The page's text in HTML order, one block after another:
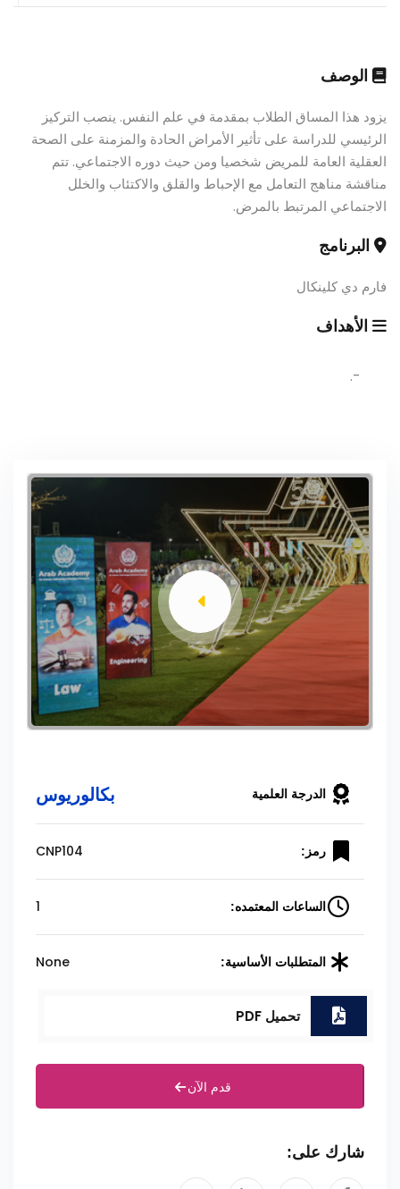
الوصف
يزود هذا المساق الطلاب بمقدمة في علم النفس. ينصب التركيز
الرئيسي للدراسة على تأثير الأمراض الحادة والمزمنة على الصحة
العقلية العامة للمريض شخصيا ومن حيث دوره الاجتماعي. تتم
مناقشة مناهج التعامل مع الإحباط والقلق والاكتئاب والخلل
الاجتماعي المرتبط بالمرض.
البرنامج
فارم دي كلينكال
الأهداف
-.
الدرجة العلمية بكالوريوس
رمز: CNP104
الساعات المعتمده: 1
المتطلبات الأساسية: None
تحميل PDF
قدم الآن
شارك على: